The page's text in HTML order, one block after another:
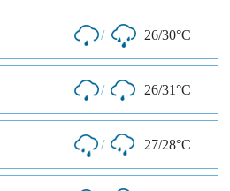
/ 26/30°C
/ 26/31°C
/ 27/28°C